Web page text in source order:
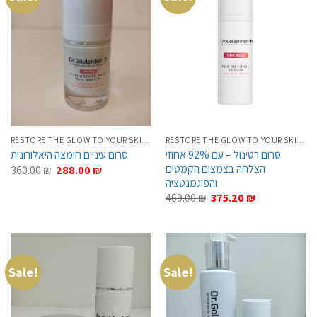
סרום עיניים חומצה היאלורונית
360.00₪ Original
288.00 ₪Current
סרום רטינול – עם 92% אחוזי
הצלחה בצמצום הקמטים
והפיגמנטציה
469.00₪ Original
375.20 ₪Current
Sale! Sale!